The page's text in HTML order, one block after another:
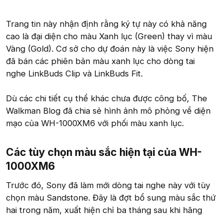
Trang tin này nhận định rằng ký tự này có khả năng
cao là đại diện cho màu Xanh lục (Green) thay vì màu
Vàng (Gold). Cơ sở cho dự đoán này là việc Sony hiện
đã bán các phiên bản màu xanh lục cho dòng tai
nghe LinkBuds Clip và LinkBuds Fit.
Dù các chi tiết cụ thể khác chưa được công bố, The
Walkman Blog đã chia sẻ hình ảnh mô phỏng về diện
mạo của WH-1000XM6 với phối màu xanh lục.
Các tùy chọn màu sắc hiện tại của WH-
1000XM6​
Trước đó, Sony đã làm mới dòng tai nghe này với tùy
chọn màu Sandstone. Đây là đợt bổ sung màu sắc thứ
hai trong năm, xuất hiện chỉ ba tháng sau khi hãng